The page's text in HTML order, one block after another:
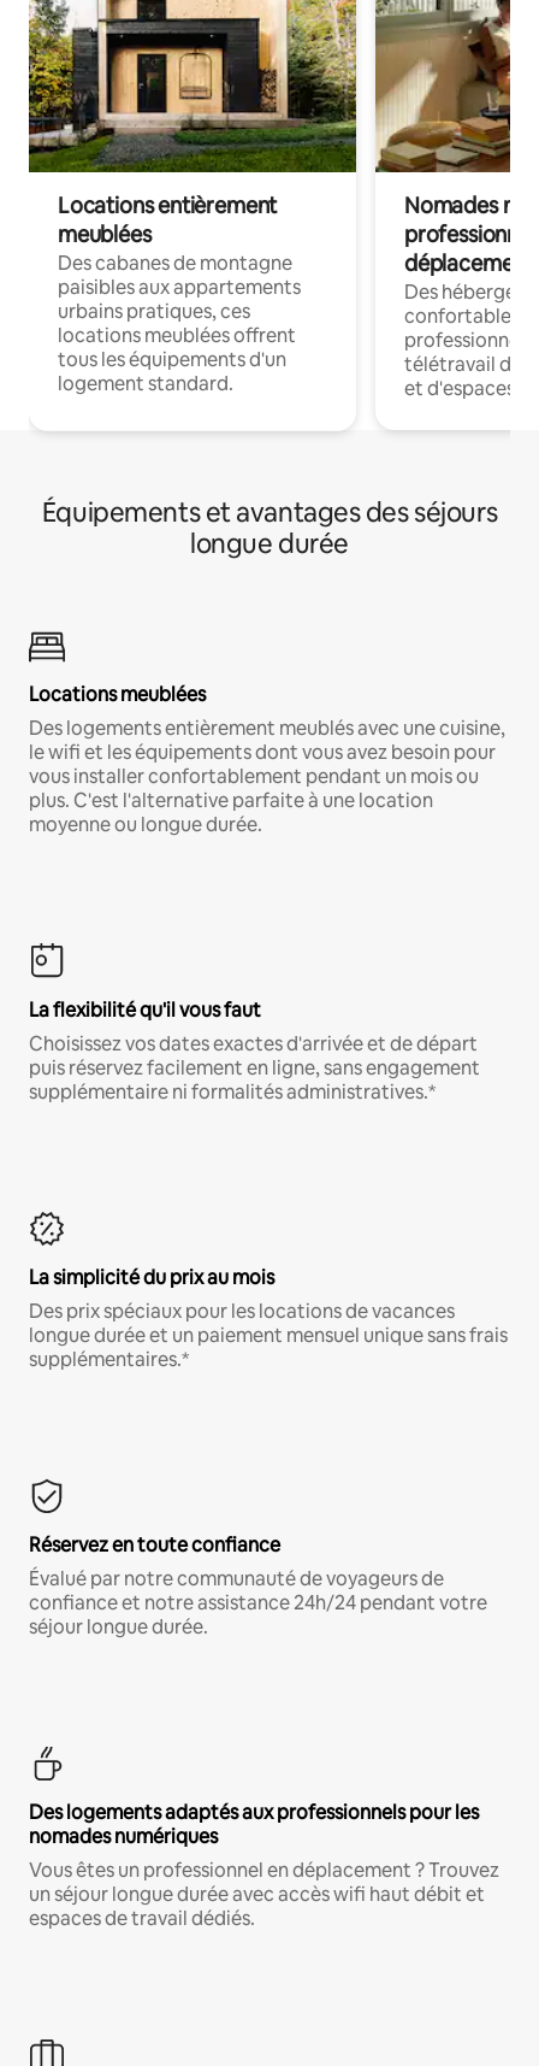
Locations entièrement
meublées
Des cabanes de montagne
paisibles aux appartements
urbains pratiques, ces
locations meublées offrent
tous les équipements d'un
logement standard.
Nomades
déplacement
Des
confortables
professionnels
télétravail
et d'espaces
Équipements et avantages des séjours
longue durée
Locations meublées
Des logements entièrement meublés avec une cuisine,
le wifi et les équipements dont vous avez besoin pour
vous installer confortablement pendant un mois ou
plus. C'est l'alternative parfaite à une location
moyenne ou longue durée.
La flexibilité qu'il vous faut
Choisissez vos dates exactes d'arrivée et de départ
puis réservez facilement en ligne, sans engagement
supplémentaire ni formalités administratives.*
La simplicité du prix au mois
Des prix spéciaux pour les locations de vacances
longue durée et un paiement mensuel unique sans frais
supplémentaires.*
Réservez en toute confiance
Évalué par notre communauté de voyageurs de
confiance et notre assistance 24h/24 pendant votre
séjour longue durée.
Des logements adaptés aux professionnels pour les
nomades numériques
Vous êtes un professionnel en déplacement ? Trouvez
un séjour longue durée avec accès wifi haut débit et
espaces de travail dédiés.